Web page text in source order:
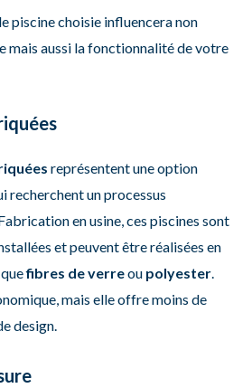
piscine choisie influencera non
mais aussi la fonctionnalité de votre
représentent une option
recherchent un processus
en usine, ces piscines sont
et peuvent être réalisées en
fibres de verreou polyester.
mais elle offre moins de
design.